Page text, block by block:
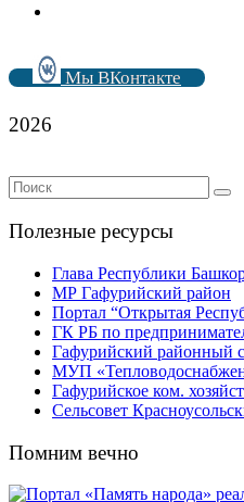
Мы ВКонтакте
2026
Полезные ресурсы
Глава Республики
МР Гафурийский район
Портал “Открытая
ГК РБ по
Гафурийский районный
МУП
Гафурийское ком.
Сельсовет
Помним вечно